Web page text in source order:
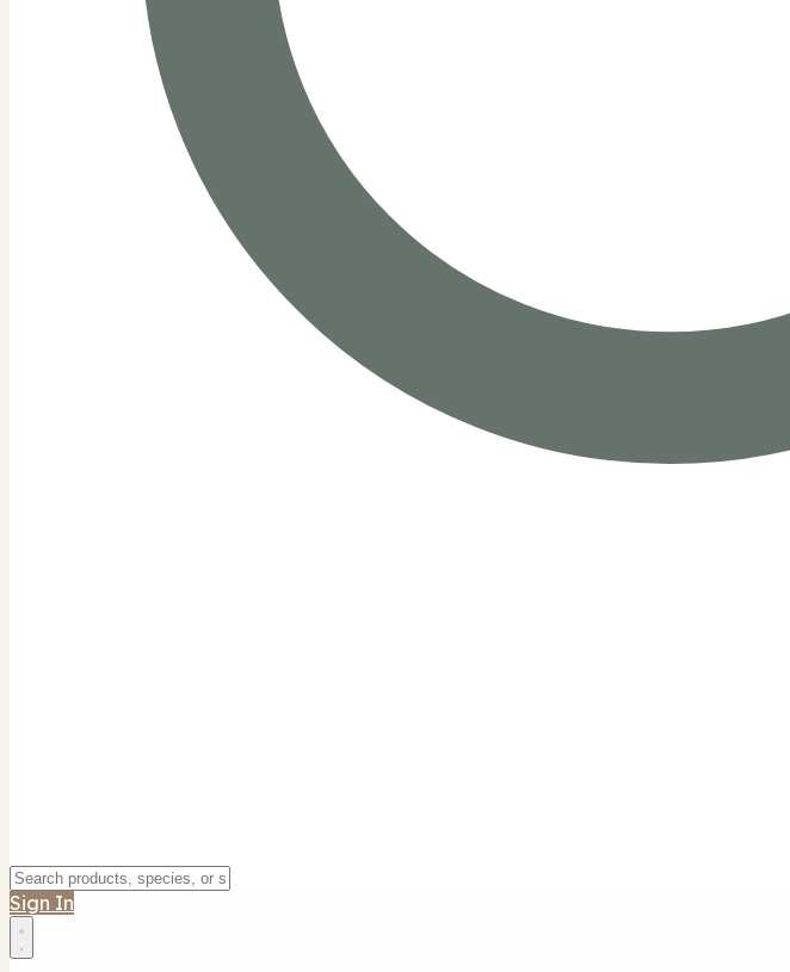
Sign In